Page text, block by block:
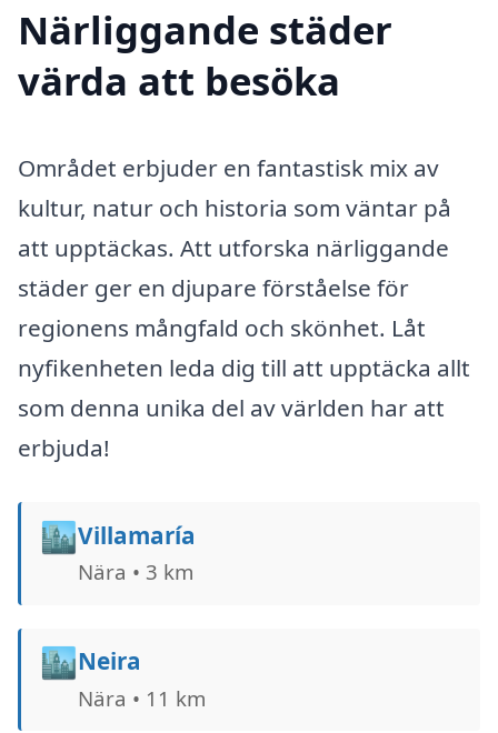
Närliggande städer
värda att besöka
Området erbjuder en fantastisk mix av
kultur, natur och historia som väntar på
att upptäckas. Att utforska närliggande
städer ger en djupare förståelse för
regionens mångfald och skönhet. Låt
nyfikenheten leda dig till att upptäcka allt
som denna unika del av världen har att
erbjuda!
🏙️Villamaría
Nära • 3 km
🏙️Neira
Nära • 11 km